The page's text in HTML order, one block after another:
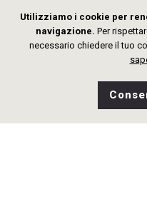
Utilizziamo i cookie per
navigazione. Per
necessario chiedere il tuo
CHF 950.00Ricerca